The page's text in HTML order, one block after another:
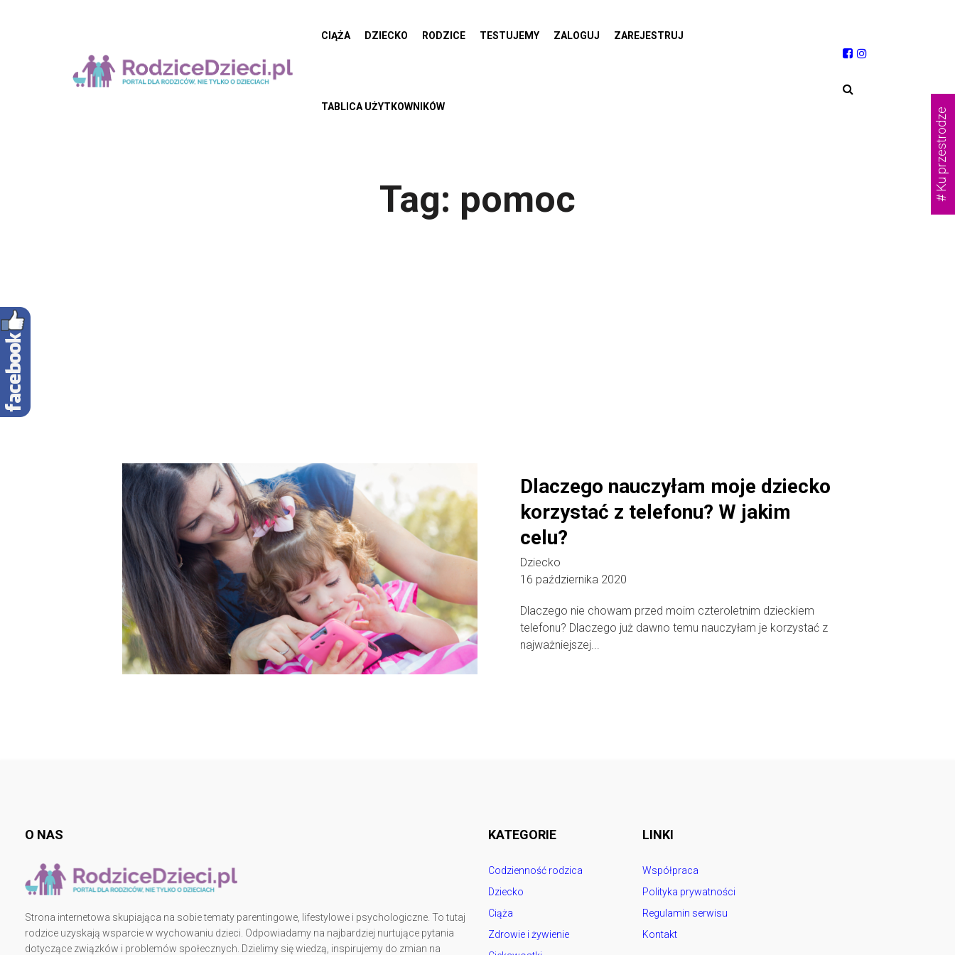
CIĄŻA DZIECKO RODZICE TESTUJEMY ZALOGUJ ZAREJESTRUJ
TABLICA UŻYTKOWNIKÓW
Tag: pomoc
Dlaczego nauczyłam moje dziecko
korzystać z telefonu? W jakim
celu?
Dziecko
16 października 2020
Dlaczego nie chowam przed moim czteroletnim dzieckiem
telefonu? Dlaczego już dawno temu nauczyłam je korzystać z
najważniejszej...
O NAS
Strona internetowa skupiająca na sobie tematy parentingowe, lifestylowe i psychologiczne. To tutaj
rodzice uzyskają wsparcie w wychowaniu dzieci. Odpowiadamy na najbardziej nurtujące pytania
dotyczące związków i problemów społecznych. Dzielimy się wiedzą, inspirujemy do zmian na
KATEGORIE
Codzienność rodzica
Dziecko
Ciąża
Zdrowie i żywienie
LINKI
Współpraca
Polityka prywatności
Regulamin serwisu
Kontakt
# Ku przestrodze